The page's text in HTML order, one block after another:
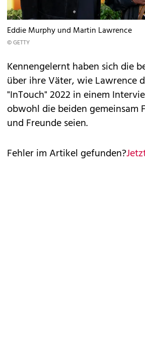
Eddie Murphy und Martin Lawrence
© GETTY
Kennengelernt haben sich die
über ihre Väter, wie Lawrence
"InTouch" 2022 in einem
obwohl die beiden gemeinsam
und Freunde seien.
Fehler im Artikel gefunden?